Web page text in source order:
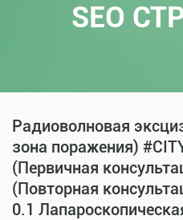
SEO
Радиоволновая
зона поражения)
(Первичная
(Повторная
0.1